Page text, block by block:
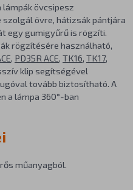
övcsipesz
övre, hátizsák pántjára
egy gumigyűrű is rögzíti.
rögzítésére használható,
, PD35R ACE, TK16, TK17,
klip segítségével
tovább biztosítható. A
a lámpa 360°-ban
műanyagból.